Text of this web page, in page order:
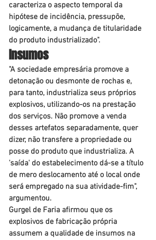
caracteriza o aspecto temporal da
hipótese de incidência, pressupõe,
logicamente, a mudança de titularidade
do produto industrializado".
Ins​​​umos
"A sociedade empresária promove a
detonação ou desmonte de rochas e,
para tanto, industrializa seus próprios
explosivos, utilizando-os na prestação
dos serviços. Não promove a venda
desses artefatos separadamente, quer
dizer, não transfere a propriedade ou
posse do produto que industrializa. A
'saída' do estabelecimento dá-se a título
de mero deslocamento até o local onde
será empregado na sua atividade-fim",
argumentou.
Gurgel de Faria afirmou que os
explosivos de fabricação própria
assumem a qualidade de insumos na